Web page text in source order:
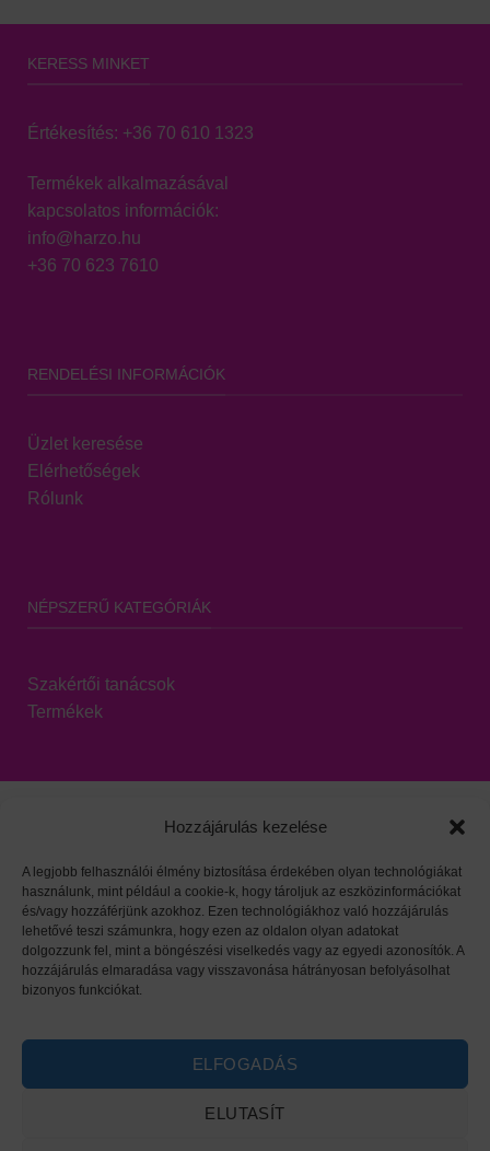
Hozzájárulás kezelése
A legjobb felhasználói élmény biztosítása érdekében olyan technológiákat
használunk, mint például a cookie-k, hogy tároljuk az eszközinformációkat
és/vagy hozzáférjünk azokhoz. Ezen technológiákhoz való hozzájárulás
lehetővé teszi számunkra, hogy ezen az oldalon olyan adatokat
dolgozzunk fel, mint a böngészési viselkedés vagy az egyedi azonosítók. A
hozzájárulás elmaradása vagy visszavonása hátrányosan befolyásolhat
bizonyos funkciókat.
ELFOGADÁS
ELUTASÍT
KERESS MINKET
Értékesítés: +36 70 610 1323
Termékek alkalmazásával
kapcsolatos információk:
info@harzo.hu
+36 70 623 7610
RENDELÉSI INFORMÁCIÓK
Üzlet keresése
Elérhetőségek
Rólunk
NÉPSZERŰ KATEGÓRIÁK
Szakértői tanácsok
Termékek
Viszonteladói oldal| Adatvédelem|HARZO tárgymutató